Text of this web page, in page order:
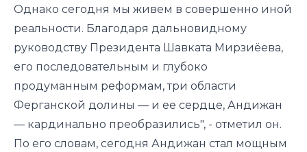
Однако сегодня мы живем в совершенно иной
реальности. Благодаря дальновидному
руководству Президента Шавката Мирзиёева,
его последовательным и глубоко
продуманным реформам, три области
Ферганской долины — и ее сердце, Андижан
— кардинально преобразились", - отметил он.
По его словам, сегодня Андижан стал мощным